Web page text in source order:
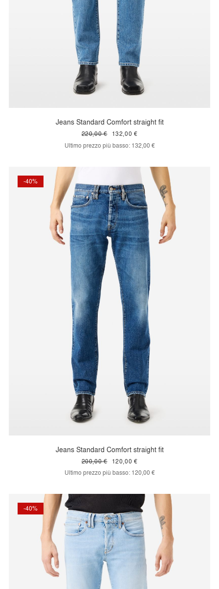
Jeans Standard Comfort straight fit
132,00 €
220,00 €
Ultimo prezzo più basso: 132,00 €
-40%
Jeans Standard Comfort straight fit
120,00 €
200,00 €
Ultimo prezzo più basso: 120,00 €
-40%